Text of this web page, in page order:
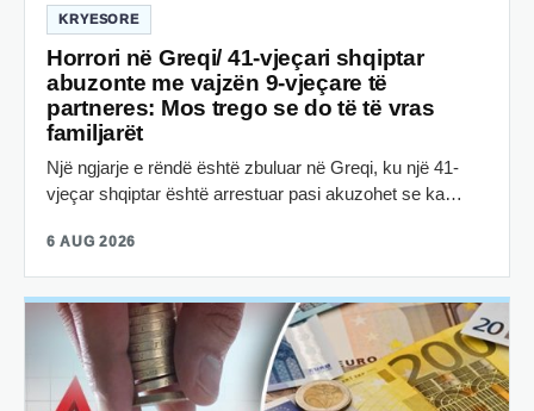
KRYESORE
Horrori në Greqi/ 41-vjeçari shqiptar
abuzonte me vajzën 9-vjeçare të
partneres: Mos trego se do të të vras
familjarët
Një ngjarje e rëndë është zbuluar në Greqi, ku një 41-
vjeçar shqiptar është arrestuar pasi akuzohet se ka…
6 AUG 2026